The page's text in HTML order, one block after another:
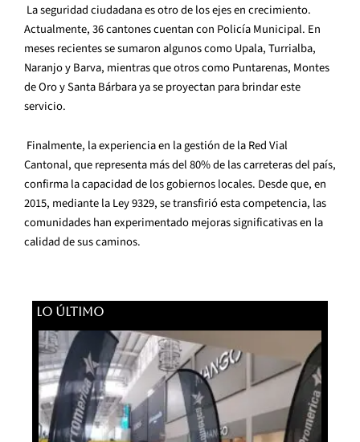
La seguridad ciudadana es otro de los ejes en crecimiento.
Actualmente, 36 cantones cuentan con Policía Municipal. En
meses recientes se sumaron algunos como Upala, Turrialba,
Naranjo y Barva, mientras que otros como Puntarenas, Montes
de Oro y Santa Bárbara ya se proyectan para brindar este
servicio.
Finalmente, la experiencia en la gestión de la Red Vial
Cantonal, que representa más del 80% de las carreteras del país,
confirma la capacidad de los gobiernos locales. Desde que, en
2015, mediante la Ley 9329, se transfirió esta competencia, las
comunidades han experimentado mejoras significativas en la
calidad de sus caminos.
LO ÚLTIMO